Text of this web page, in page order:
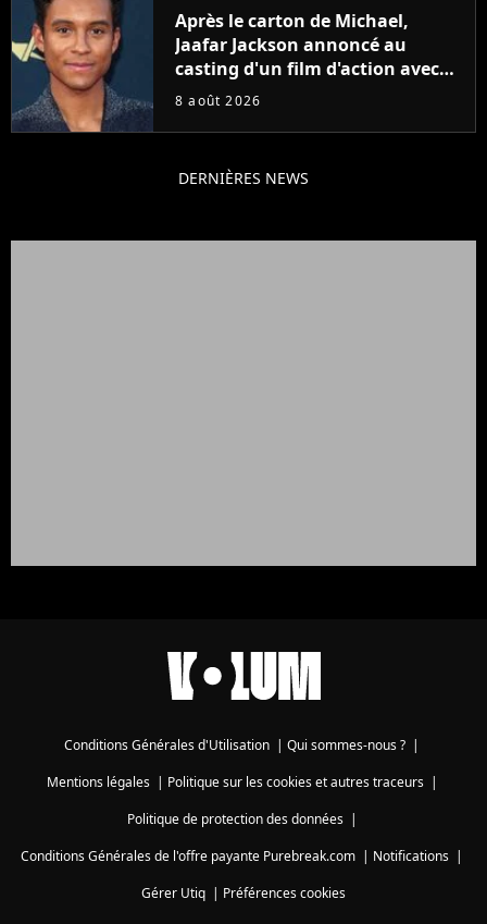
Après le carton de Michael,
Jaafar Jackson annoncé au
casting d'un film d'action avec
Will Smith
8 août 2026
DERNIÈRES NEWS
Conditions Générales d'Utilisation Qui sommes-nous ?
Mentions légales| Politique sur les cookies et autres traceurs|
Politique de protection des données|
Conditions Générales de l'offre payante Purebreak.com
Notifications
Gérer Utiq
Préférences cookies